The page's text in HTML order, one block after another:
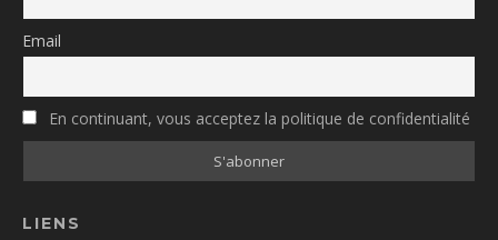
Email
En continuant, vous acceptez la politique de confidentialité
LIENS